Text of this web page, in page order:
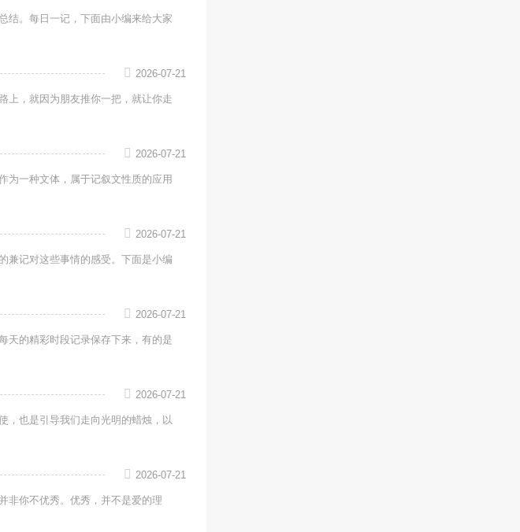
结。每日一记，下面由小编来给大家
上，就因为朋友推你一把，就让你走
2026-07-21
为一种文体，属于记叙文性质的应用
2026-07-21
兼记对这些事情的感受。下面是小编
2026-07-21
天的精彩时段记录保存下来，有的是
2026-07-21
，也是引导我们走向光明的蜡烛，以
2026-07-21
非你不优秀。优秀，并不是爱的理
2026-07-21